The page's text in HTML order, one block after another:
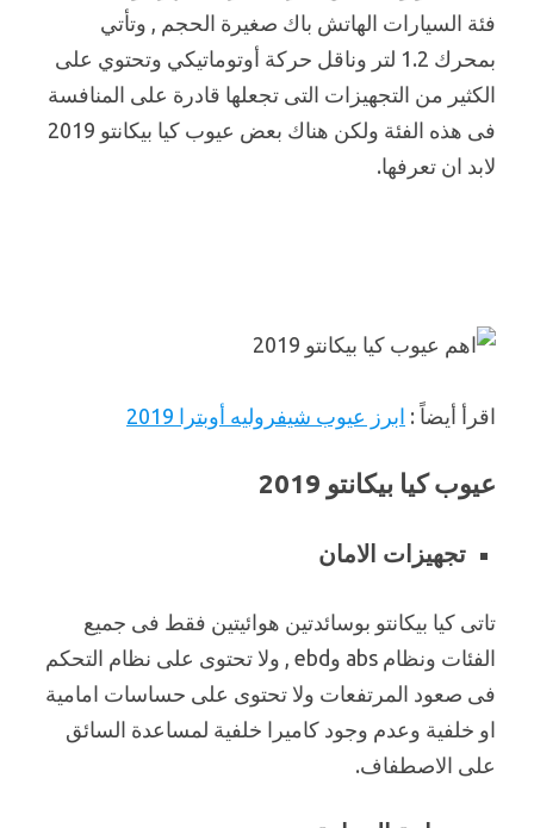
فئة السيارات الهاتش باك صغيرة الحجم , وتأتي
بمحرك 1.2 لتر وناقل حركة أوتوماتيكي وتحتوي على
الكثير من التجهيزات التى تجعلها قادرة على المنافسة
فى هذه الفئة ولكن هناك بعض عيوب كيا بيكانتو 2019
لابد ان تعرفها.
اقرأ أيضاً : ابرز عيوب شيفروليه أوبترا 2019
عيوب كيا بيكانتو 2019
تجهيزات الامان
تاتى كيا بيكانتو بوسائدتين هوائيتين فقط فى جميع
الفئات ونظام abs وebd , ولا تحتوى على نظام التحكم
فى صعود المرتفعات ولا تحتوى على حساسات امامية
او خلفية وعدم وجود كاميرا خلفية لمساعدة السائق
على الاصطفاف.